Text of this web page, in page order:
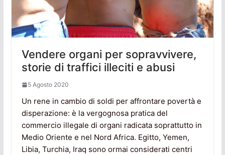
Vendere organi per sopravvivere,
storie di traffici illeciti e abusi
5 Agosto 2020
Un rene in cambio di soldi per affrontare povertà e
disperazione: è la vergognosa pratica del
commercio illegale di organi radicata soprattutto in
Medio Oriente e nel Nord Africa. Egitto, Yemen,
Libia, Turchia, Iraq sono ormai considerati centri